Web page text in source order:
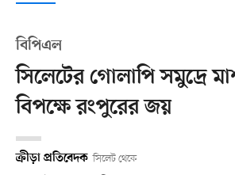
বিপিএল
সিলেটের গোলাপি সমুদ্রে
বিপক্ষে রংপুরের জয়
ক্রীড়া প্রতিবেদক সিলেট থেকে